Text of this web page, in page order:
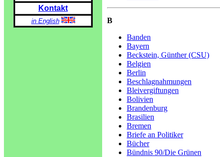
Kontakt
in English
B
Banden
Bayern
Beckstein, Günther (CSU)
Belgien
Berlin
Beschlagnahmungen
Bleivergiftungen
Bolivien
Brandenburg
Brasilien
Bremen
Briefe an Politiker
Bücher
Bündnis 90/Die Grünen